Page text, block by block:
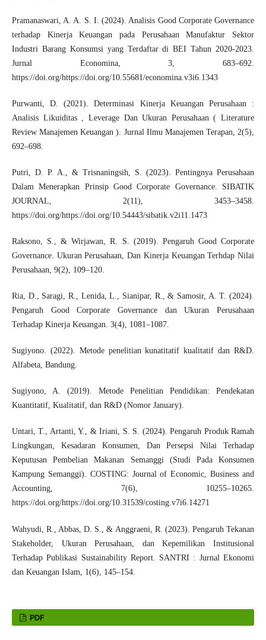
Pramanaswari, A. A. S. I. (2024). Analisis Good Corporate Governance
terhadap Kinerja Keuangan pada Perusahaan Manufaktur Sektor
Industri Barang Konsumsi yang Terdaftar di BEI Tahun 2020-2023.
Jurnal Economina, 3, 683–692.
https://doi.org/https://doi.org/10.55681/economina.v3i6.1343
Purwanti, D. (2021). Determinasi Kinerja Keuangan Perusahaan :
Analisis Likuiditas , Leverage Dan Ukuran Perusahaan ( Literature
Review Manajemen Keuangan ). Jurnal Ilmu Manajemen Terapan, 2(5),
692–698.
Putri, D. P. A., & Trisnaningsih, S. (2023). Pentingnya Perusahaan
Dalam Menerapkan Prinsip Good Corporate Governance. SIBATIK
JOURNAL, 2(11), 3453–3458.
https://doi.org/https://doi.org/10.54443/sibatik.v2i11.1473
Raksono, S., & Wirjawan, R. S. (2019). Pengaruh Good Corporate
Governance. Ukuran Perusahaan, Dan Kinerja Keuangan Terhdap Nilai
Perusahaan, 9(2), 109–120.
Ria, D., Saragi, R., Lenida, L., Sianipar, R., & Samosir, A. T. (2024).
Pengaruh Good Corporate Governance dan Ukuran Perusahaan
Terhadap Kinerja Keuangan. 3(4), 1081–1087.
Sugiyono. (2022). Metode penelitian kunatitatif kualitatif dan R&D.
Alfabeta, Bandung.
Sugiyono, A. (2019). Metode Penelitian Pendidikan: Pendekatan
Kuantitatif, Kualitatif, dan R&D (Nomor January).
Untari, T., Artanti, Y., & Iriani, S. S. (2024). Pengaruh Produk Ramah
Lingkungan, Kesadaran Konsumen, Dan Persepsi Nilai Terhadap
Keputusan Pembelian Makanan Semanggi (Studi Pada Konsumen
Kampung Semanggi). COSTING: Journal of Economic, Business and
Accounting, 7(6), 10255–10265.
https://doi.org/https://doi.org/10.31539/costing.v7i6.14271
Wahyudi, R., Abbas, D. S., & Anggraeni, R. (2023). Pengaruh Tekanan
Stakeholder, Ukuran Perusahaan, dan Kepemilikan Institusional
Terhadap Publikasi Sustainability Report. SANTRI : Jurnal Ekonomi
dan Keuangan Islam, 1(6), 145–154.
PDF